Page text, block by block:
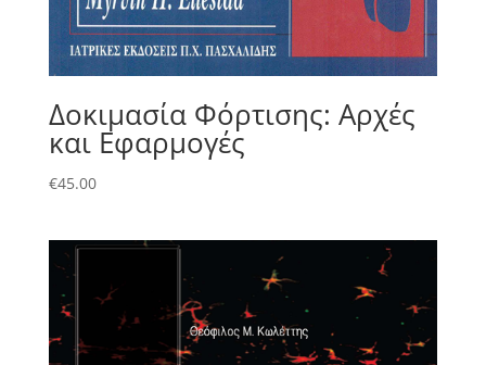
Δοκιμασία Φόρτισης: Αρχές
και Εφαρμογές
€45.00